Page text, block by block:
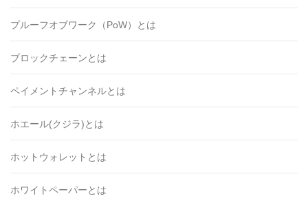
プルーフオブワーク（PoW）とは
ブロックチェーンとは
ペイメントチャンネルとは
ホエール(クジラ)とは
ホットウォレットとは
ホワイトペーパーとは